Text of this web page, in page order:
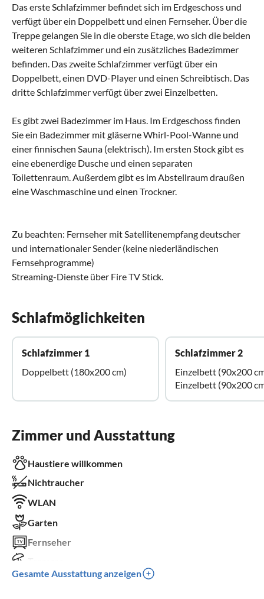
Das erste Schlafzimmer befindet sich im Erdgeschoss und
verfügt über ein Doppelbett und einen Fernseher. Über die
Treppe gelangen Sie in die oberste Etage, wo sich die beiden
weiteren Schlafzimmer und ein zusätzliches Badezimmer
befinden. Das zweite Schlafzimmer verfügt über ein
Doppelbett, einen DVD-Player und einen Schreibtisch. Das
dritte Schlafzimmer verfügt über zwei Einzelbetten.
Es gibt zwei Badezimmer im Haus. Im Erdgeschoss finden
Sie ein Badezimmer mit gläserne Whirl-Pool-Wanne und
einer finnischen Sauna (elektrisch). Im ersten Stock gibt es
eine ebenerdige Dusche und einen separaten
Toilettenraum. Außerdem gibt es im Abstellraum draußen
eine Waschmaschine und einen Trockner.
Zu beachten: Fernseher mit Satellitenempfang deutscher
und internationaler Sender (keine niederländischen
Fernsehprogramme)
Streaming-Dienste über Fire TV Stick.
Schlafmöglichkeiten
Schlafzimmer 1
Doppelbett (180x200 cm)
Schlafzimmer 2
Einzelbett (90x200
Einzelbett (90x200
Zimmer und Ausstattung
Haustiere willkommen
Nichtraucher
WLAN
Garten
Fernseher
Spülmaschine
Gesamte Ausstattung anzeigen